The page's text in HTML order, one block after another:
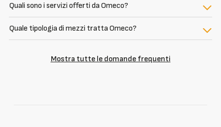
Quali sono i servizi offerti da Omeco?
Quale tipologia di mezzi tratta Omeco?
Mostra tutte le domande frequenti